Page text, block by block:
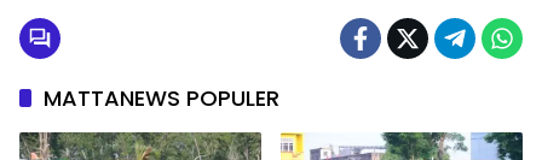
MATTANEWS POPULER